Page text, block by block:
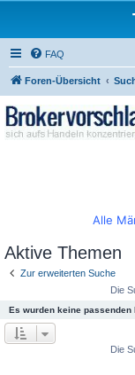
FAQ
Foren-Übersicht
Alle
Aktive Themen
Zur erweiterten Suche
Die
Es wurden keine passenden
Die